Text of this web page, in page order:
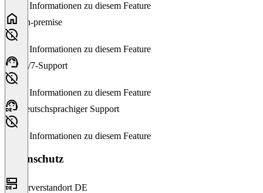
Keine Informationen zu diesem Feature
On-premise
Keine Informationen zu diesem Feature
24/7-Support
Keine Informationen zu diesem Feature
Deutschsprachiger Support
Keine Informationen zu diesem Feature
Datenschutz
Serverstandort DE